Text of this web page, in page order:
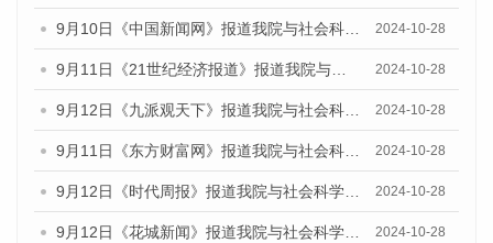
9月10日《中国新闻网》报道我院与社会科学文献出版社联合发布了《广州蓝皮书：广州金融发展报告（2024）》的媒体文章 2024-10-28
9月11日《21世纪经济报道》报道我院与社会科学文献出版社联合发布了《广州蓝皮书：广州金融发展报告（2024）》的媒体文章 2024-10-28
9月12日《九派观天下》报道我院与社会科学文献出版社联合发布了《广州蓝皮书：广州金融发展报告（2024）》的媒体文章 2024-10-28
9月11日《东方财富网》报道我院与社会科学文献出版社联合发布了《广州蓝皮书：广州金融发展报告（2024）》的媒体文章 2024-10-28
9月12日《时代周报》报道我院与社会科学文献出版社联合发布了《广州蓝皮书：广州金融发展报告（2024）》的媒体文章 2024-10-28
9月12日《花城新闻》报道我院与社会科学文献出版社联合发布了《广州蓝皮书：广州金融发展报告（2024）》的媒体文章 2024-10-28